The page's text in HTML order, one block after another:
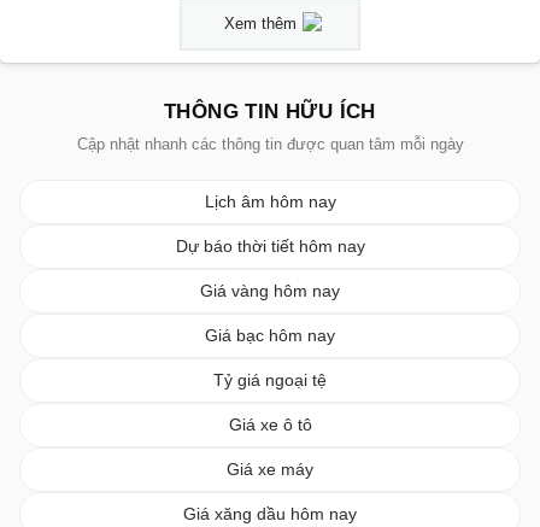
Xem thêm
THÔNG TIN HỮU ÍCH
Cập nhật nhanh các thông tin được quan tâm mỗi ngày
Lịch âm hôm nay
Dự báo thời tiết hôm nay
Giá vàng hôm nay
Giá bạc hôm nay
Tỷ giá ngoại tệ
Giá xe ô tô
Giá xe máy
Giá xăng dầu hôm nay